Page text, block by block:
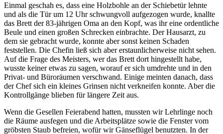
Einmal geschah es, dass eine Holzbohle an der Schiebetür lehnte
und als die Tür um 12 Uhr schwungvoll aufgezogen wurde, knallte
das Brett der 83-jährigen Oma an den Kopf, was ihr eine ordentliche
Beule und einen großen Schrecken einbrachte. Der Hausarzt, zu
dem sie gebracht wurde, konnte aber sonst keinen Schaden
feststellen. Die Chefin ließ sich aber erstaunlicherweise nicht sehen.
Auf die Frage des Meisters, wer das Brett dort hingestellt habe,
wusste keiner etwas zu sagen, worauf er sich umdrehte und in den
Privat- und Büroräumen verschwand. Einige meinten danach, dass
der Chef sich ein kleines Grinsen nicht verkneifen konnte. Aber die
Kontrollgänge blieben für längere Zeit aus.
Wenn die Gesellen Feierabend hatten, mussten wir Lehrlinge noch
die Räume ausfegen und die Arbeitsplätze sowie die Fenster vom
gröbsten Staub befreien, wofür wir Gänseflügel benutzten. In der